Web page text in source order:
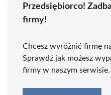
Przedsiębiorco!
firmy!
Chcesz wyróżnić firmę
Sprawdź jak możesz
firmy w naszym serwisie.